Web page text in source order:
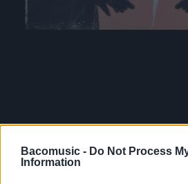
Bacomusic - Do Not Process
Information